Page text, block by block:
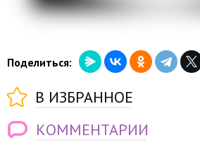
Поделиться:
В ИЗБРАННОЕ
КОММЕНТАРИИ